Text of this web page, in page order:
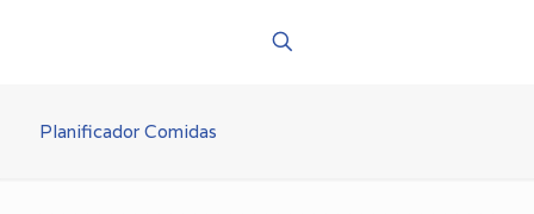
Planificador Comidas